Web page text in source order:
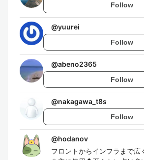
Follow
@yuurei
Follow
@abeno2365
Follow
@nakagawa_t8s
Follow
@hodanov
フロントからインフラまで